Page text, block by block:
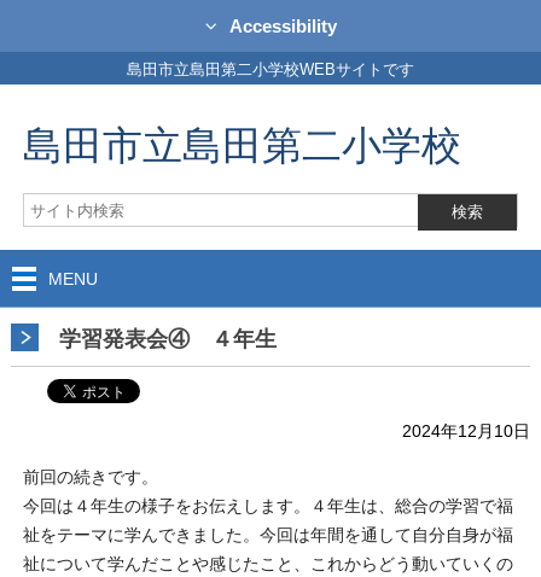
Accessibility
島田市立島田第二小学校WEBサイトです
島田市立島田第二小学校
MENU
学習発表会④ ４年生
2024年12月10日
前回の続きです。
今回は４年生の様子をお伝えします。４年生は、総合の学習で福
祉をテーマに学んできました。今回は年間を通して自分自身が福
祉について学んだことや感じたこと、これからどう動いていくの